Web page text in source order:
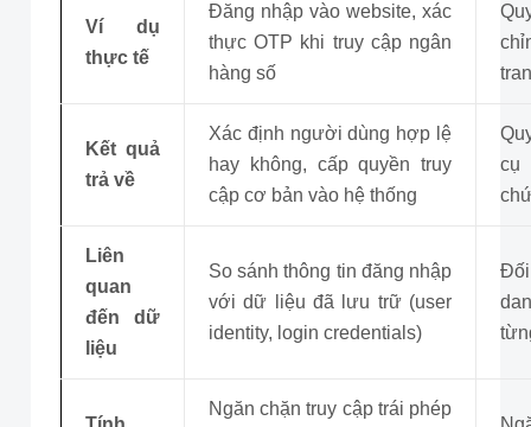
Ví dụ
thực tế
Đăng nhập vào website, xác
thực OTP khi truy cập ngân
hàng số
Kết quả
trả về
Xác định người dùng hợp lệ
hay không, cấp quyền truy
cập cơ bản vào hệ thống
cụ
Liên
quan
đến dữ
liệu
So sánh thông tin đăng nhập
với dữ liệu đã lưu trữ (user
identity, login credentials)
Đối
Ngăn chặn truy cập trái phép